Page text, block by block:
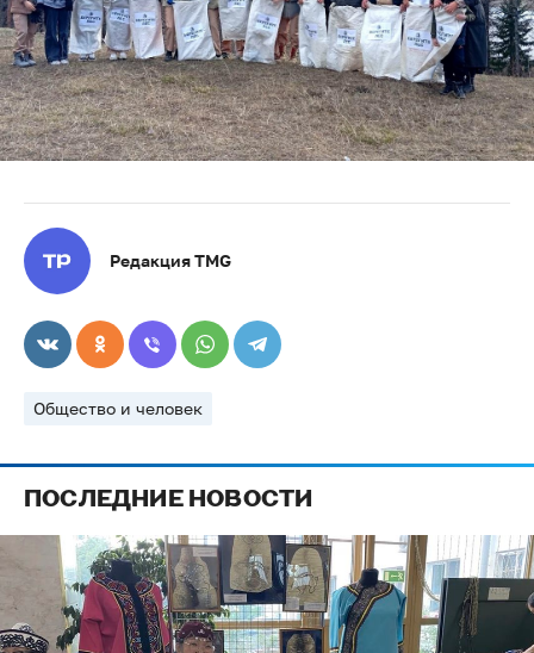
Редакция TMG
Общество и человек
ПОСЛЕДНИЕ НОВОСТИ